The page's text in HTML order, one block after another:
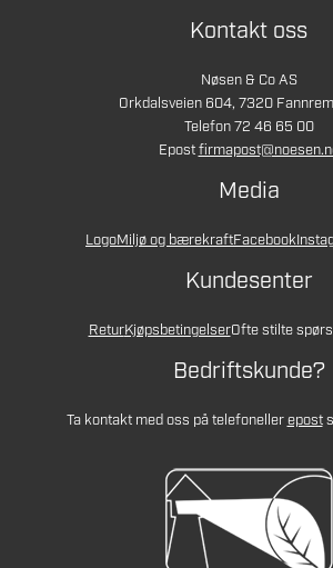
Kontakt oss
Nøsen & Co AS
Orkdalsveien 604, 7320
Telefon 72 46 65 00
Epost
Media
LogoMiljø og bærekraftFacebook
Kundesenter
ReturKjøpsbetingelserOfte stilte
Bedriftskunde?
Ta kontakt med oss på telefonellerepost